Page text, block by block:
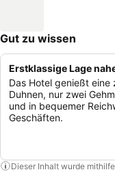
Gut zu wissen
Erstklassige Lage
Das Hotel genießt
Duhnen, nur zwei
und in bequemer
Geschäften.
Dieser Inhalt wurde